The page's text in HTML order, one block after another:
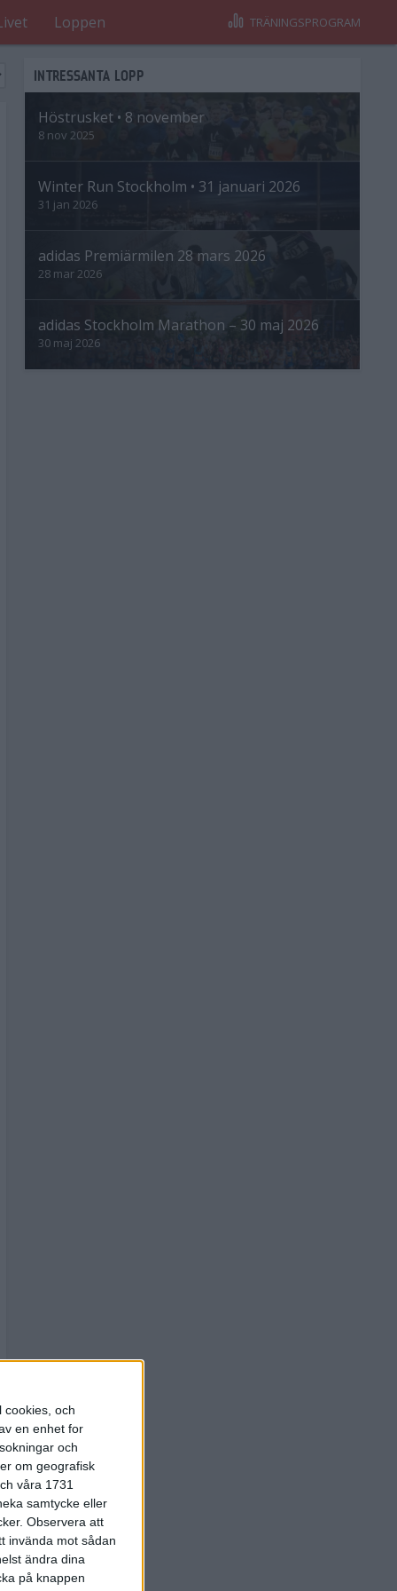
cookies, och
en enhet for
och
om geografisk
våra 1731
samtycke eller
Observera att
invända mot sådan
ändra dina
på knappen
Loppen TRÄNINGSPROGRAM
INTRESSANTA LOPP
Höstrusket • 8 november
8 nov 2025
Winter Run Stockholm • 31 januari 2026
31 jan 2026
adidas Premiärmilen 28 mars 2026
28 mar 2026
adidas Stockholm Marathon – 30 maj 2026
30 maj 2026